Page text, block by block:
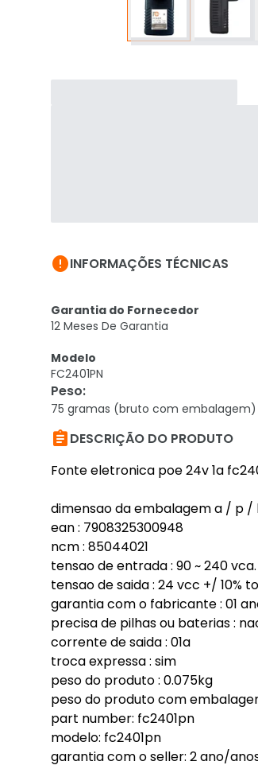
INFORMAÇÕES TÉCNICAS
Garantia do Fornecedor
12 Meses De Garantia
Modelo
FC2401PN
Peso:
75 gramas (bruto com embalagem)
DESCRIÇÃO DO PRODUTO
Fonte eletronica poe 24v 1a
dimensao da embalagem a / p /
ean : 7908325300948
ncm : 85044021
tensao de entrada : 90 ~ 240
tensao de saida : 24 vcc +/ 10%
garantia com o fabricante : 01
precisa de pilhas ou baterias :
corrente de saida : 01a
troca expressa : sim
peso do produto : 0.075kg
peso do produto com
part number: fc2401pn
modelo: fc2401pn
garantia com o seller: 2 ano/